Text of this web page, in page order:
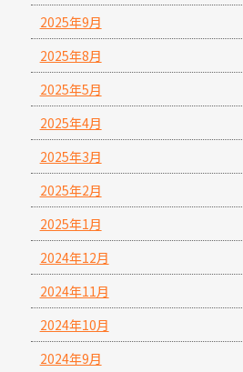
2025年9月
2025年8月
2025年5月
2025年4月
2025年3月
2025年2月
2025年1月
2024年12月
2024年11月
2024年10月
2024年9月